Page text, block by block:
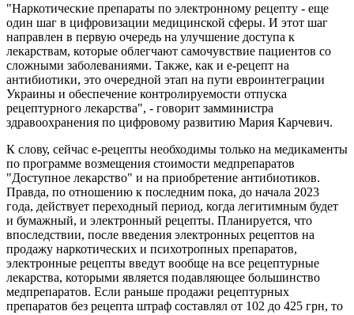
"Наркотические препараты по электронному рецепту - еще
один шаг в цифровизации медицинской сферы. И этот шаг
направлен в первую очередь на улучшение доступа к
лекарствам, которые облегчают самочувствие пациентов со
сложными заболеваниями. Также, как и е-рецепт на
антибиотики, это очередной этап на пути евроинтеграции
Украины и обеспечение контролируемости отпуска
рецептурного лекарства", - говорит замминистра
здравоохранения по цифровому развитию Мария Карчевич.
К слову, сейчас е-рецепты необходимы только на медикаменты
по программе возмещения стоимости медпрепаратов
"Доступное лекарство" и на приобретение антибиотиков.
Правда, по отношению к последним пока, до начала 2023
года, действует переходный период, когда легитимным будет
и бумажный, и электронный рецепты. Планируется, что
впоследствии, после введения электронных рецептов на
продажу наркотических и психотропных препаратов,
электронные рецепты введут вообще на все рецептурные
лекарства, которыми является подавляющее большинство
медпрепаратов. Если раньше продажи рецептурных
препаратов без рецепта штраф составлял от 102 до 425 грн, то